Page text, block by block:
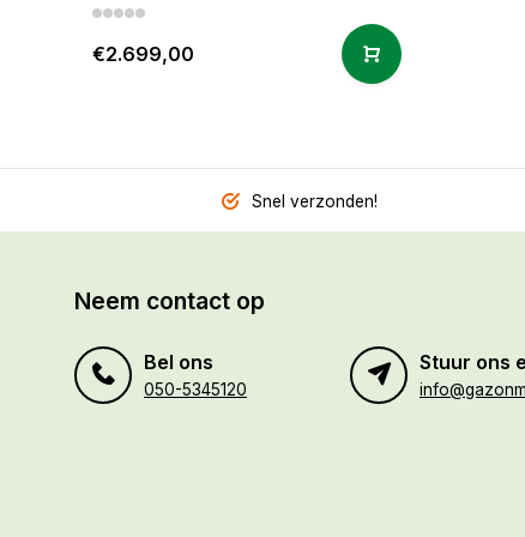
€2.699,00
Snel verzonden!
Neem contact op
Bel ons
050-5345120
Stuur ons